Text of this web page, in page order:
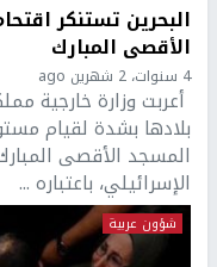
البحرين تستنكر
الأقصى المبارك‎‎
4 سنوات، 2 شهرين ago
أعربت وزارة خارجية
بلادها بشدة لقيام
المسجد الأقصى
الإسرائيلي، باعتباره ...
شؤون عربية